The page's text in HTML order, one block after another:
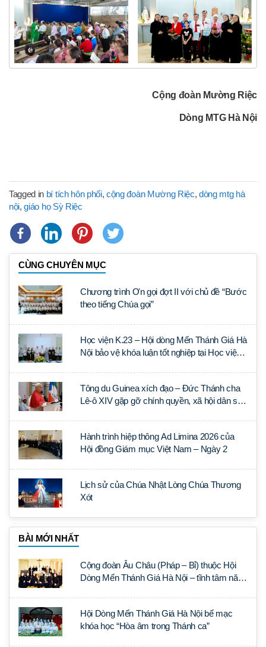
Cộng đoàn Mường Riệc
Dòng MTG Hà Nội
Tagged in bí tích hôn phối,cộng đoàn Mường Riệc,dòng mtg hà
nội,giáo họ Sỳ Riệc
CÙNG CHUYÊN MỤC
Chương trình Ơn gọi đợt II với chủ đề “Bước
theo tiếng Chúa gọi”
Học viện K.23 – Hội dòng Mến Thánh Giá Hà
Nội bảo vệ khóa luận tốt nghiệp tại Học viện
Tông du Guinea xích đạo – Đức Thánh cha
Lê-ô XIV gặp gỡ chính quyền, xã hội dân sự
Hành trình hiệp thông Ad Limina 2026 của
Hội đồng Giám mục Việt Nam – Ngày 2
Lịch sử của Chúa Nhật Lòng Chúa Thương
Xót
BÀI MỚI NHẤT
Cộng đoàn Âu Châu (Pháp – Bỉ) thuộc Hội
Dòng Mến Thánh Giá Hà Nội – tĩnh tâm năm
Hội Dòng Mến Thánh Giá Hà Nội bế mạc
khóa học “Hòa âm trong Thánh ca”